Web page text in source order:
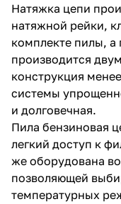
Натяжка цепи
натяжной рейки,
комплекте пилы,
производится
конструкция
системы
и долговечная.
Пила бензиновая
легкий доступ к
же оборудована
позволяющей
температурных